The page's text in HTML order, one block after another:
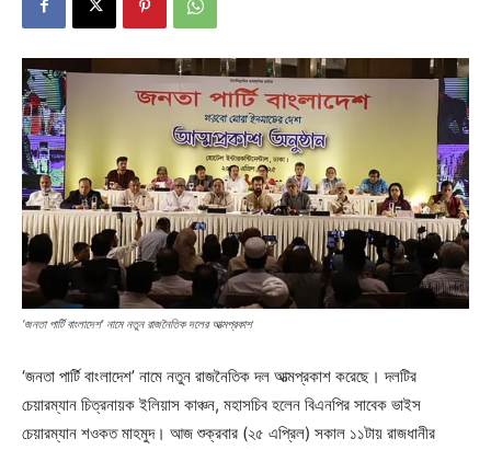
‘জনতা পার্টি বাংলাদেশ’ নামে নতুন রাজনৈতিক দলের আত্মপ্রকাশ
‘জনতা পার্টি বাংলাদেশ’ নামে নতুন রাজনৈতিক দল আত্মপ্রকাশ করেছে। দলটির
চেয়ারম্যান চিত্রনায়ক ইলিয়াস কাঞ্চন, মহাসচিব হলেন বিএনপির সাবেক ভাইস
চেয়ারম্যান শওকত মাহমুদ। আজ শুক্রবার (২৫ এপ্রিল) সকাল ১১টায় রাজধানীর